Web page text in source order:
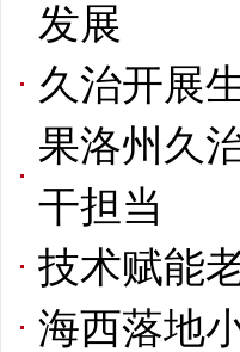
发展
久治开展
果洛州久
干担当
技术赋能
海西落地